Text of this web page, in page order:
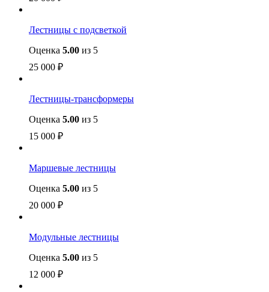
Лестницы с подсветкой
Оценка 5.00 из 5
25 000 ₽
Лестницы-трансформеры
Оценка 5.00 из 5
15 000 ₽
Маршевые лестницы
Оценка 5.00 из 5
20 000 ₽
Модульные лестницы
Оценка 5.00 из 5
12 000 ₽